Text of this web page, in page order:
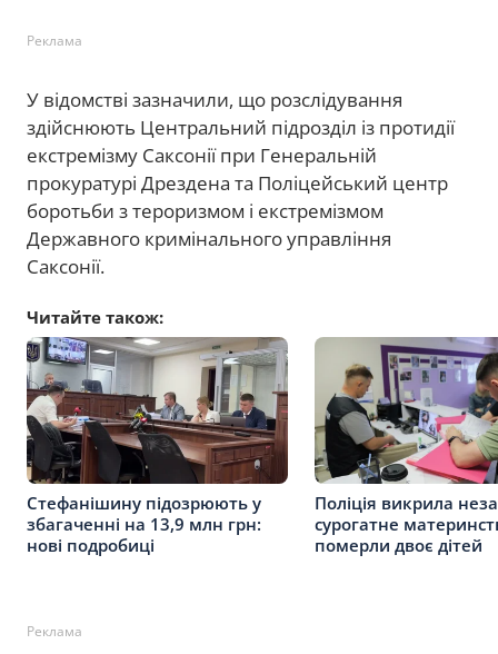
Реклама
У відомстві зазначили, що розслідування
здійснюють Центральний підрозділ із протидії
екстремізму Саксонії при Генеральній
прокуратурі Дрездена та Поліцейський центр
боротьби з тероризмом і екстремізмом
Державного кримінального управління
Саксонії.
Читайте також:
Стефанішину підозрюють у
збагаченні на 13,9 млн грн:
нові подробиці
Поліція викрила
сурогатне
померли двоє дітей
Реклама